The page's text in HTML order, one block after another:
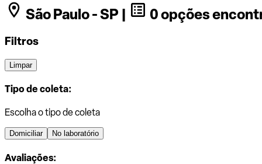
São Paulo - SP |
0 opções
Filtros
Limpar
Tipo de coleta:
Escolha o tipo de coleta
Domiciliar No laboratório
Avaliações: